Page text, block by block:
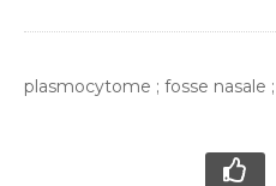
plasmocytome ; fosse nasale